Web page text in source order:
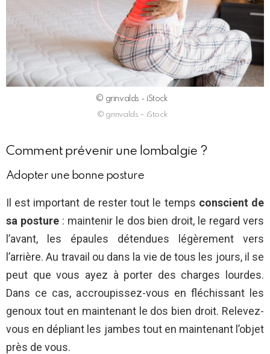
© grinvalds - iStock
© grinvalds – iStock
Comment prévenir une lombalgie ?
Adopter une bonne posture
Il est important de rester tout le temps conscient de
sa posture: maintenir le dos bien droit, le regard vers
l’avant, les épaules détendues légèrement vers
l’arrière. Au travail ou dans la vie de tous les jours, il se
peut que vous ayez à porter des charges lourdes.
Dans ce cas, accroupissez-vous en fléchissant les
genoux tout en maintenant le dos bien droit. Relevez-
vous en dépliant les jambes tout en maintenant l’objet
près de vous.